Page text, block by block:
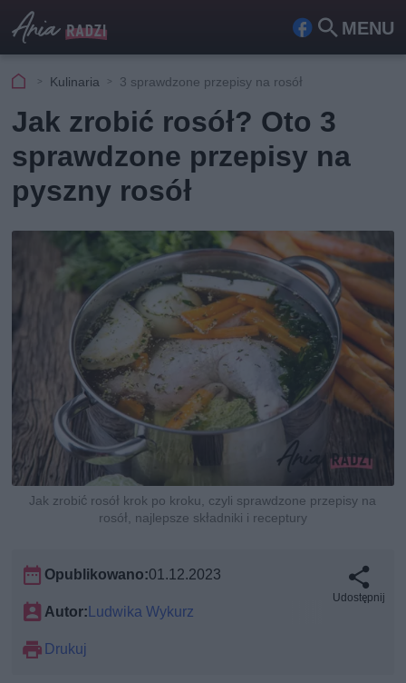
MENU
Fa
ceb
ook
Szu
Kulinaria 3 sprawdzone przepisy na rosół
Jak zrobić rosół? Oto 3
sprawdzone przepisy na
pyszny rosół
Jak zrobić rosół krok po kroku, czyli sprawdzone przepisy na
rosół, najlepsze składniki i receptury
Opublikowano:01.12.2023
Autor:Ludwika Wykurz
Drukuj
Udostępnij